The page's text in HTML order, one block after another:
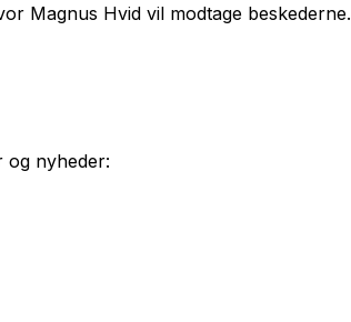
Magnus Hvid vil modtage beskederne.
og nyheder: